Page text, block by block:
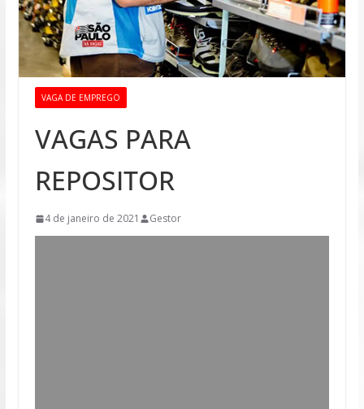
VAGA DE EMPREGO
VAGAS PARA
REPOSITOR
4 de janeiro de 2021 Gestor